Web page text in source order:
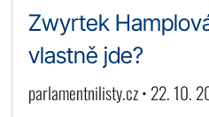
Zwyrtek
vlastně jde?
parlamentnilisty.cz • 22. 10.